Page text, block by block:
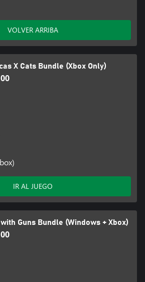
VOLVER ARRIBA
X Cats Bundle (Xbox Only)
IR AL JUEGO
Guns Bundle (Windows + Xbox)